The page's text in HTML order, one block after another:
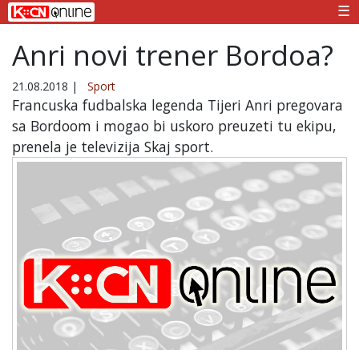
☰
Anri novi trener Bordoa?
21.08.2018 | Sport
Francuska fudbalska legenda Tijeri Anri pregovara
sa Bordoom i mogao bi uskoro preuzeti tu ekipu,
prenela je televizija Skaj sport.